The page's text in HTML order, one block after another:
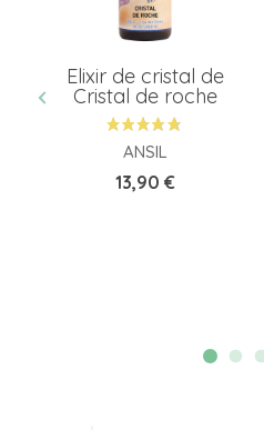
Elixir de cristal de
Cristal de roche
ANSIL
Prix
13,90 €